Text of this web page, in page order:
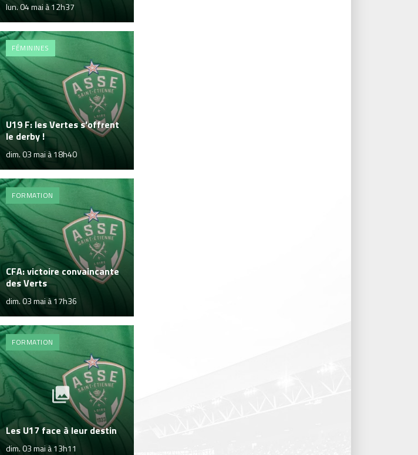
lun. 04 mai à 12h37
FÉMININES
U19 F: les Vertes s'offrent
le derby !
dim. 03 mai à 18h40
FORMATION
CFA: victoire convaincante
des Verts
dim. 03 mai à 17h36
FORMATION
Les U17 face à leur destin
dim. 03 mai à 13h11